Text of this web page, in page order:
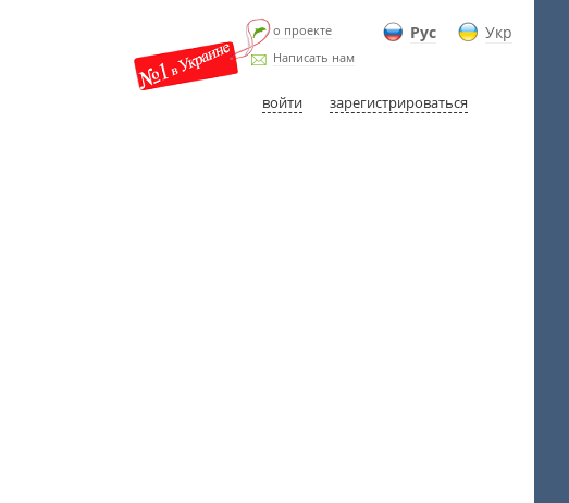
Рус Укр
о проекте
Написать нам
войти зарегистрироваться